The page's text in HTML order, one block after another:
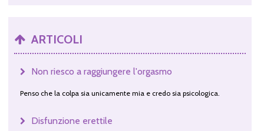
ARTICOLI
Non riesco a raggiungere l'orgasmo
Penso che la colpa sia unicamente mia e credo sia psicologica.
Disfunzione erettile